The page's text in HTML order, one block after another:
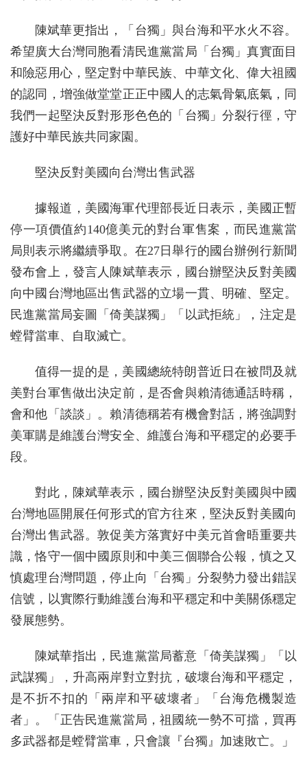
陳斌華更指出，「台獨」與台海和平水火不容。
希望廣大台灣同胞看清民進黨當局「台獨」真實面目
和險惡用心，堅定對中華民族、中華文化、偉大祖國
的認同，增強做堂堂正正中國人的志氣骨氣底氣，同
我們一起堅決反對形形色色的「台獨」分裂行徑，守
護好中華民族共同家園。
堅決反對美國向台灣出售武器
據報道，美國海軍代理部長近日表示，美國正暫
停一項價值約140億美元的對台軍售案，而民進黨當
局則表示將繼續爭取。在27日舉行的國台辦例行新聞
發布會上，發言人陳斌華表示，國台辦堅決反對美國
向中國台灣地區出售武器的立場一貫、明確、堅定。
民進黨當局妄圖「倚美謀獨」「以武拒統」，注定是
螳臂當車、自取滅亡。
值得一提的是，美國總統特朗普近日在被問及就
美對台軍售做出決定前，是否會與賴清德通話時稱，
會和他「談談」。賴清德稱若有機會對話，將強調對
美軍購是維護台灣安全、維護台海和平穩定的必要手
段。
對此，陳斌華表示，國台辦堅決反對美國與中國
台灣地區開展任何形式的官方往來，堅決反對美國向
台灣出售武器。敦促美方落實好中美元首會晤重要共
識，恪守一個中國原則和中美三個聯合公報，慎之又
慎處理台灣問題，停止向「台獨」分裂勢力發出錯誤
信號，以實際行動維護台海和平穩定和中美關係穩定
發展態勢。
陳斌華指出，民進黨當局蓄意「倚美謀獨」「以
武謀獨」，升高兩岸對立對抗，破壞台海和平穩定，
是不折不扣的「兩岸和平破壞者」「台海危機製造
者」。「正告民進黨當局，祖國統一勢不可擋，買再
多武器都是螳臂當車，只會讓『台獨』加速敗亡。」